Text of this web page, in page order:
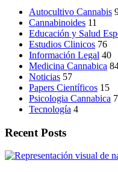
Autocultivo Cannabis
Cannabinoides 11
Educación y Salud
Estudios Clinicos 76
Información Legal 40
Medicina Cannabica
Noticias 57
Papers Científicos 15
Psicologia Cannabica 7
Tecnología 4
Recent Posts